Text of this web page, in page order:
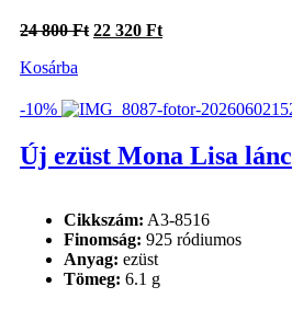
24 800Ft Original
800 Ft.
22 320 FtCurrent
320 Ft.
Kosárba
-10%
Új ezüst Mona Lisa lánc
Cikkszám: A3-8516
Finomság: 925 ródiumos
Anyag: ezüst
Tömeg: 6.1 g